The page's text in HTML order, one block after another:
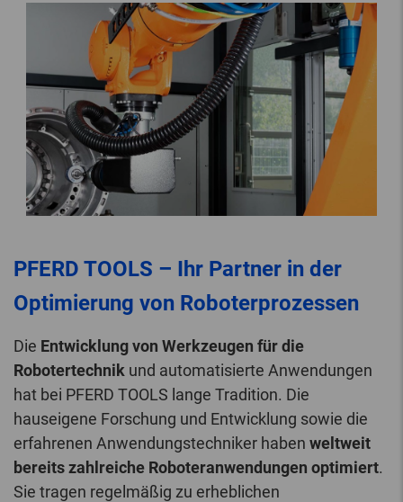
PFERD TOOLS – Ihr Partner in der
Optimierung von Roboterprozessen
Die Entwicklung von Werkzeugen für die
Robotertechnik und automatisierte Anwendungen
hat bei PFERD TOOLS lange Tradition. Die
hauseigene Forschung und Entwicklung sowie die
erfahrenen Anwendungstechniker haben weltweit
bereits zahlreiche Roboteranwendungen optimiert.
Sie tragen regelmäßig zu erheblichen